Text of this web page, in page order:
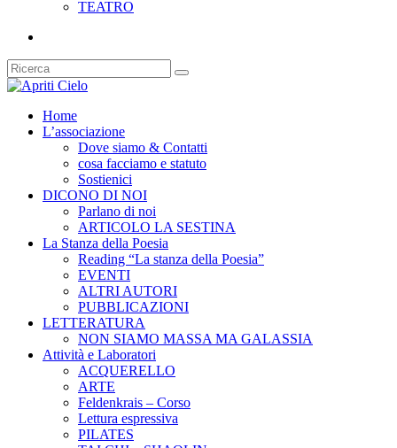
TEATRO
Home
L’associazione
Dove siamo & Contatti
cosa facciamo e statuto
Sostienici
DICONO DI NOI
Parlano di noi
ARTICOLO LA SESTINA
La Stanza della Poesia
Reading “La stanza della Poesia”
EVENTI
ALTRI AUTORI
PUBBLICAZIONI
LETTERATURA
NON SIAMO MASSA MA GALASSIA
Attività e Laboratori
ACQUERELLO
ARTE
Feldenkrais – Corso
Lettura espressiva
PILATES